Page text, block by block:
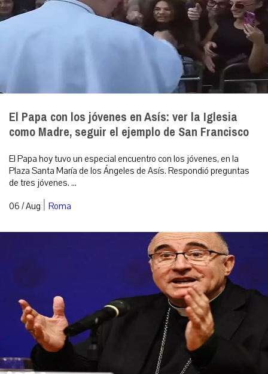
El Papa con los jóvenes en Asís: ver la Iglesia
como Madre, seguir el ejemplo de San Francisco
El Papa hoy tuvo un especial encuentro con los jóvenes, en la
Plaza Santa María de los Ángeles de Asís. Respondió preguntas
de tres jóvenes. ...
06 / Aug | Roma